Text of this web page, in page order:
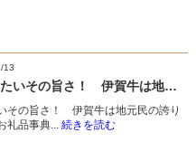
13
忍法で隠しておきたいその旨さ！ 伊賀牛は地元民の誇りです
その旨さ！ 伊賀牛は地元民の誇り
礼品事典... 続きを読む